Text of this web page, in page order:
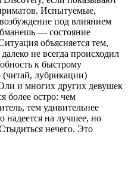
Испытуемые,
под влиянием
— состояние
объясняется тем,
не всегда происходил
к быстрому
лубрикации)
и многих других девушек
более остро: чем
тем удивительнее
надеется на лучшее, но
нечего. Это